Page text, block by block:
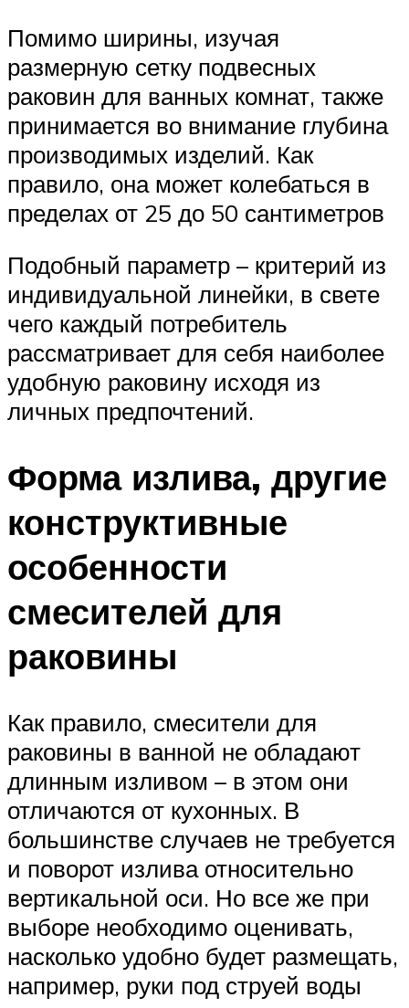
Помимо ширины, изучая
размерную сетку подвесных
раковин для ванных комнат, также
принимается во внимание глубина
производимых изделий. Как
правило, она может колебаться в
пределах от 25 до 50 сантиметров
Подобный параметр – критерий из
индивидуальной линейки, в свете
чего каждый потребитель
рассматривает для себя наиболее
удобную раковину исходя из
личных предпочтений.
Форма излива, другие
конструктивные
особенности
смесителей для
раковины
Как правило, смесители для
раковины в ванной не обладают
длинным изливом – в этом они
отличаются от кухонных. В
большинстве случаев не требуется
и поворот излива относительно
вертикальной оси. Но все же при
выборе необходимо оценивать,
насколько удобно будет размещать,
например, руки под струей воды